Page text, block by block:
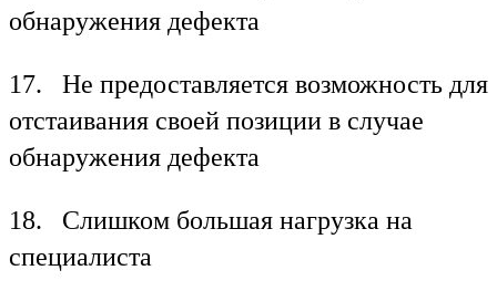
обнаружения дефекта
17. Не предоставляется возможность для
отстаивания своей позиции в случае
обнаружения дефекта
18. Слишком большая нагрузка на
специалиста